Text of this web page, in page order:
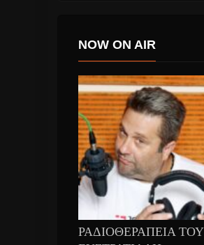
NOW ON AIR
ΡΑΔΙΟΘΕΡΑΠΕΙΑ ΤΟΥ